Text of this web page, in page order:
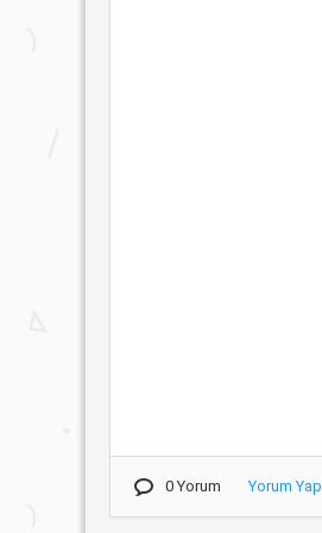
0 Yorum Yorum Yap